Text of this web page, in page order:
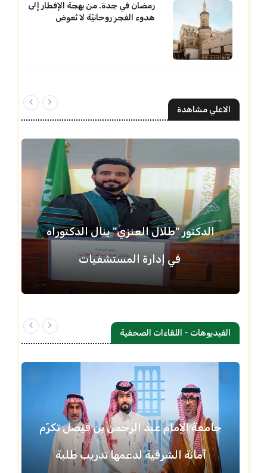
رمضان في جدة. من بهجة الإفطار إلى
هدوء الفجر روحانيّة لا تُعوض
الاعلي مشاهدة
الدكتور "طلال العنزي" ينال الدكتوراه
في إدارة المستشفيات
الفيديوهات - اللقاءات الصحفية
جامعة الإمام عبد الرحمن بن فيصل تكرّم
أمانة الشرقية لدعمها تدريب طلبة